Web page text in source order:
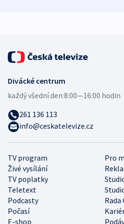
TV program
Pro
Živé vysílání
TV poplatky
Teletext
Podcasty
Rada
Počasí
E-shop
Divácké centrum
každý všední den:8:00—16:00 hodin
261 136 113
info@ceskatelevize.cz